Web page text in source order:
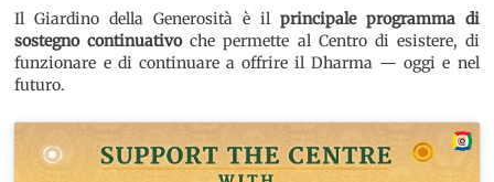
Il Giardino della Generosità è il principale programma di
sostegno continuativoche permette al Centro di esistere, di
funzionare e di continuare a offrire il Dharma — oggi e nel
futuro.